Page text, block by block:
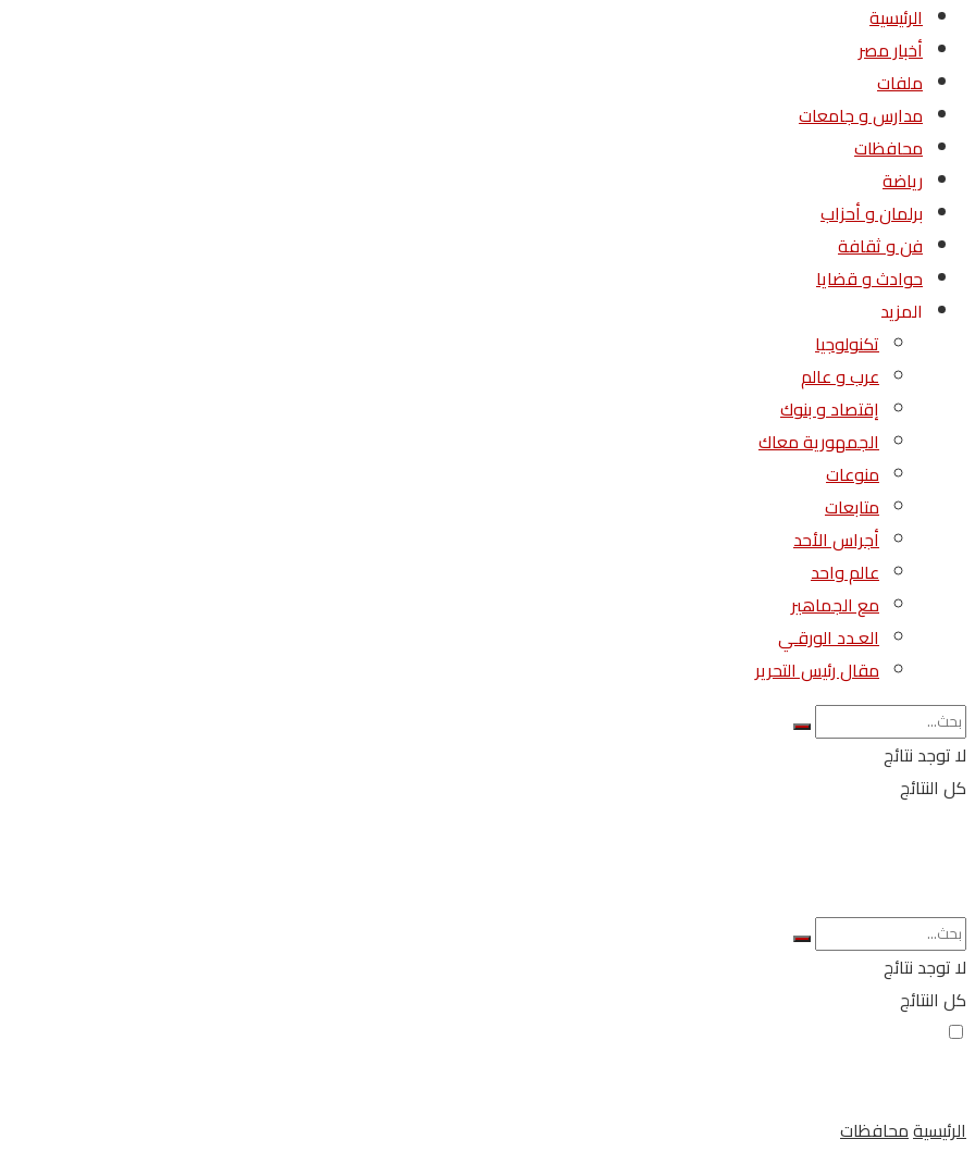
الرئيسية
أخبار مصر
ملفات
مدارس و جامعات
محافظات
رياضة
برلمان و أحزاب
فن و ثقافة
حوادث و قضايا
المزيد
تكنولوجيا
عرب و عالم
إقتصاد و بنوك
الجمهورية معاك
منوعات
متابعات
أجراس الأحد
عالم واحد
مع الجماهير
العـدد الورقـي
مقال رئيس التحرير
لا توجد نتائج
كل النتائج
لا توجد نتائج
كل النتائج
الرئيسيةمحافظات